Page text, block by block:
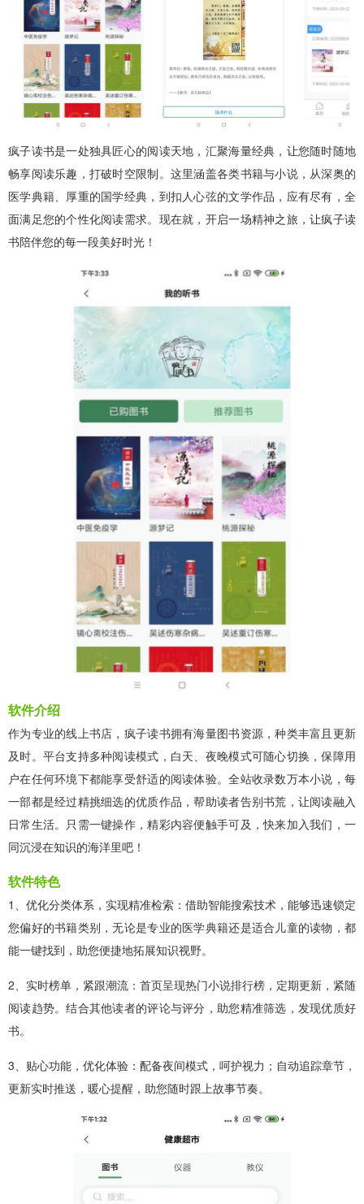
疯子读书是一处独具匠心的阅读天地，汇聚海量经典，让您随时随地
畅享阅读乐趣，打破时空限制。这里涵盖各类书籍与小说，从深奥的
医学典籍、厚重的国学经典，到扣人心弦的文学作品，应有尽有，全
面满足您的个性化阅读需求。现在就，开启一场精神之旅，让疯子读
书陪伴您的每一段美好时光！
软件介绍
作为专业的线上书店，疯子读书拥有海量图书资源，种类丰富且更新
及时。平台支持多种阅读模式，白天、夜晚模式可随心切换，保障用
户在任何环境下都能享受舒适的阅读体验。全站收录数万本小说，每
一部都是经过精挑细选的优质作品，帮助读者告别书荒，让阅读融入
日常生活。只需一键操作，精彩内容便触手可及，快来加入我们，一
同沉浸在知识的海洋里吧！
软件特色
1、优化分类体系，实现精准检索：借助智能搜索技术，能够迅速锁定
您偏好的书籍类别，无论是专业的医学典籍还是适合儿童的读物，都
能一键找到，助您便捷地拓展知识视野。
2、实时榜单，紧跟潮流：首页呈现热门小说排行榜，定期更新，紧随
阅读趋势。结合其他读者的评论与评分，助您精准筛选，发现优质好
书。
3、贴心功能，优化体验：配备夜间模式，呵护视力；自动追踪章节，
更新实时推送，暖心提醒，助您随时跟上故事节奏。